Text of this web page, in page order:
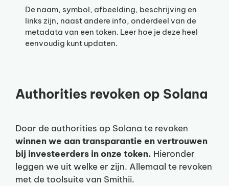
De naam, symbol, afbeelding, beschrijving en
links zijn, naast andere info, onderdeel van de
metadata van een token. Leer hoe je deze heel
eenvoudig kunt updaten.
Authorities revoken op Solana
Door de authorities op Solana te revoken
winnen we aan transparantie en vertrouwen
bij investeerders in onze token. Hieronder
leggen we uit welke er zijn. Allemaal te revoken
met de toolsuite van Smithii.